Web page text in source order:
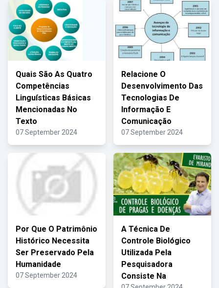
Quais São As Quatro
Competências
Linguísticas Básicas
Mencionadas No
Texto
07 September 2024
Relacione O
Desenvolvimento Das
Tecnologias De
Informação E
Comunicação
07 September 2024
Por Que O Patrimônio
Histórico Necessita
Ser Preservado Pela
Humanidade
07 September 2024
A Técnica De
Controle Biológico
Utilizada Pela
Pesquisadora
Consiste Na